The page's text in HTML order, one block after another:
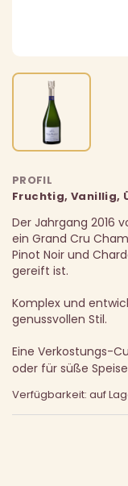
PROFIL
Fruchtig, Vanillig,
Der Jahrgang 2016
ein Grand Cru
Pinot Noir und
gereift ist.
Komplex und
genussvollen Stil.
Eine Verkostungs-
oder für süße
Verfügbarkeit: auf